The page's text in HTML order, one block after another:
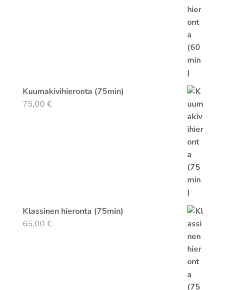
Kuumakivihieronta (75min)
75,00 €
Klassinen hieronta (75min)
65,00 €